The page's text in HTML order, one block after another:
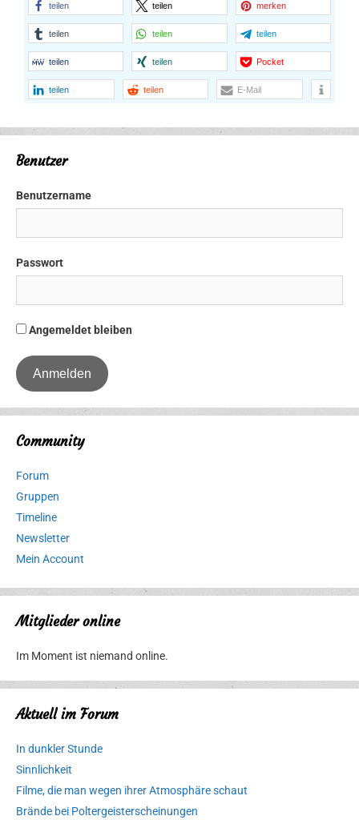
teilen teilen merken
teilen teilen teilen
teilen teilen Pocket
teilen teilen E-Mail
Benutzer
Benutzername
Passwort
Angemeldet bleiben
Community
Forum
Gruppen
Timeline
Newsletter
Mein Account
Mitglieder online
Im Moment ist niemand online.
Aktuell im Forum
In dunkler Stunde
Sinnlichkeit
Filme, die man wegen ihrer Atmosphäre schaut
Brände bei Poltergeisterscheinungen